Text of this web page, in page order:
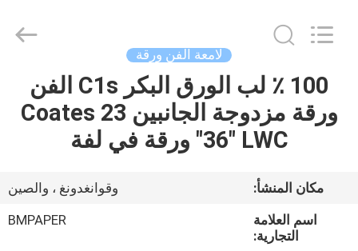
المنزل
المنتجات
معلومات
BMPAPER
CO.,LTD.
لامعة الفن ورقة
100 ٪ لب الورق البكر C1s الفن
ورقة مزدوجة الجانبين Coates 23
"36" LWC ورقة في لفة
مكان المنشأ:
وقوانغدونغ ، والصين
اسم العلامة
التجارية:
BMPAPER